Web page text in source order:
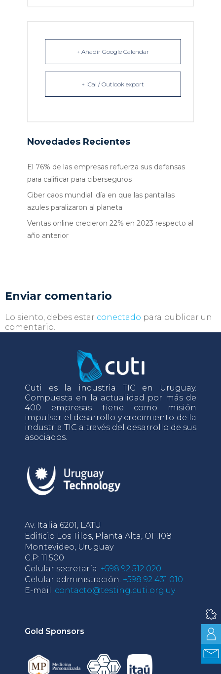
+ Añadir Google Calendar
+ iCal / Outlook export
Novedades Recientes
El 76% de las empresas refuerza sus defensas
para calificar para ciberseguros
Ciber caos mundial: día en que las pantallas
azules paralizaron al planeta
Ventas online crecieron 22% en 2023 respecto al
año anterior
Enviar comentario
Lo siento, debes estar conectado para publicar un
comentario.
Cuti es la industria TIC en Uruguay.
Compuesta en la actualidad por más de
400 empresas tiene como misión
impulsar el desarrollo y crecimiento de la
industria TIC a través del desarrollo de sus
asociados.
Av. Italia 6201, LATU
Edificio Los Tilos, Planta Alta, OF.108
Montevideo, Uruguay
C.P: 11.500
Celular secretaría: +598 92 512 020
Celular administración: +598 92 431 010
E-mail: contacto@testing.cuti.org.uy
Gold Sponsors